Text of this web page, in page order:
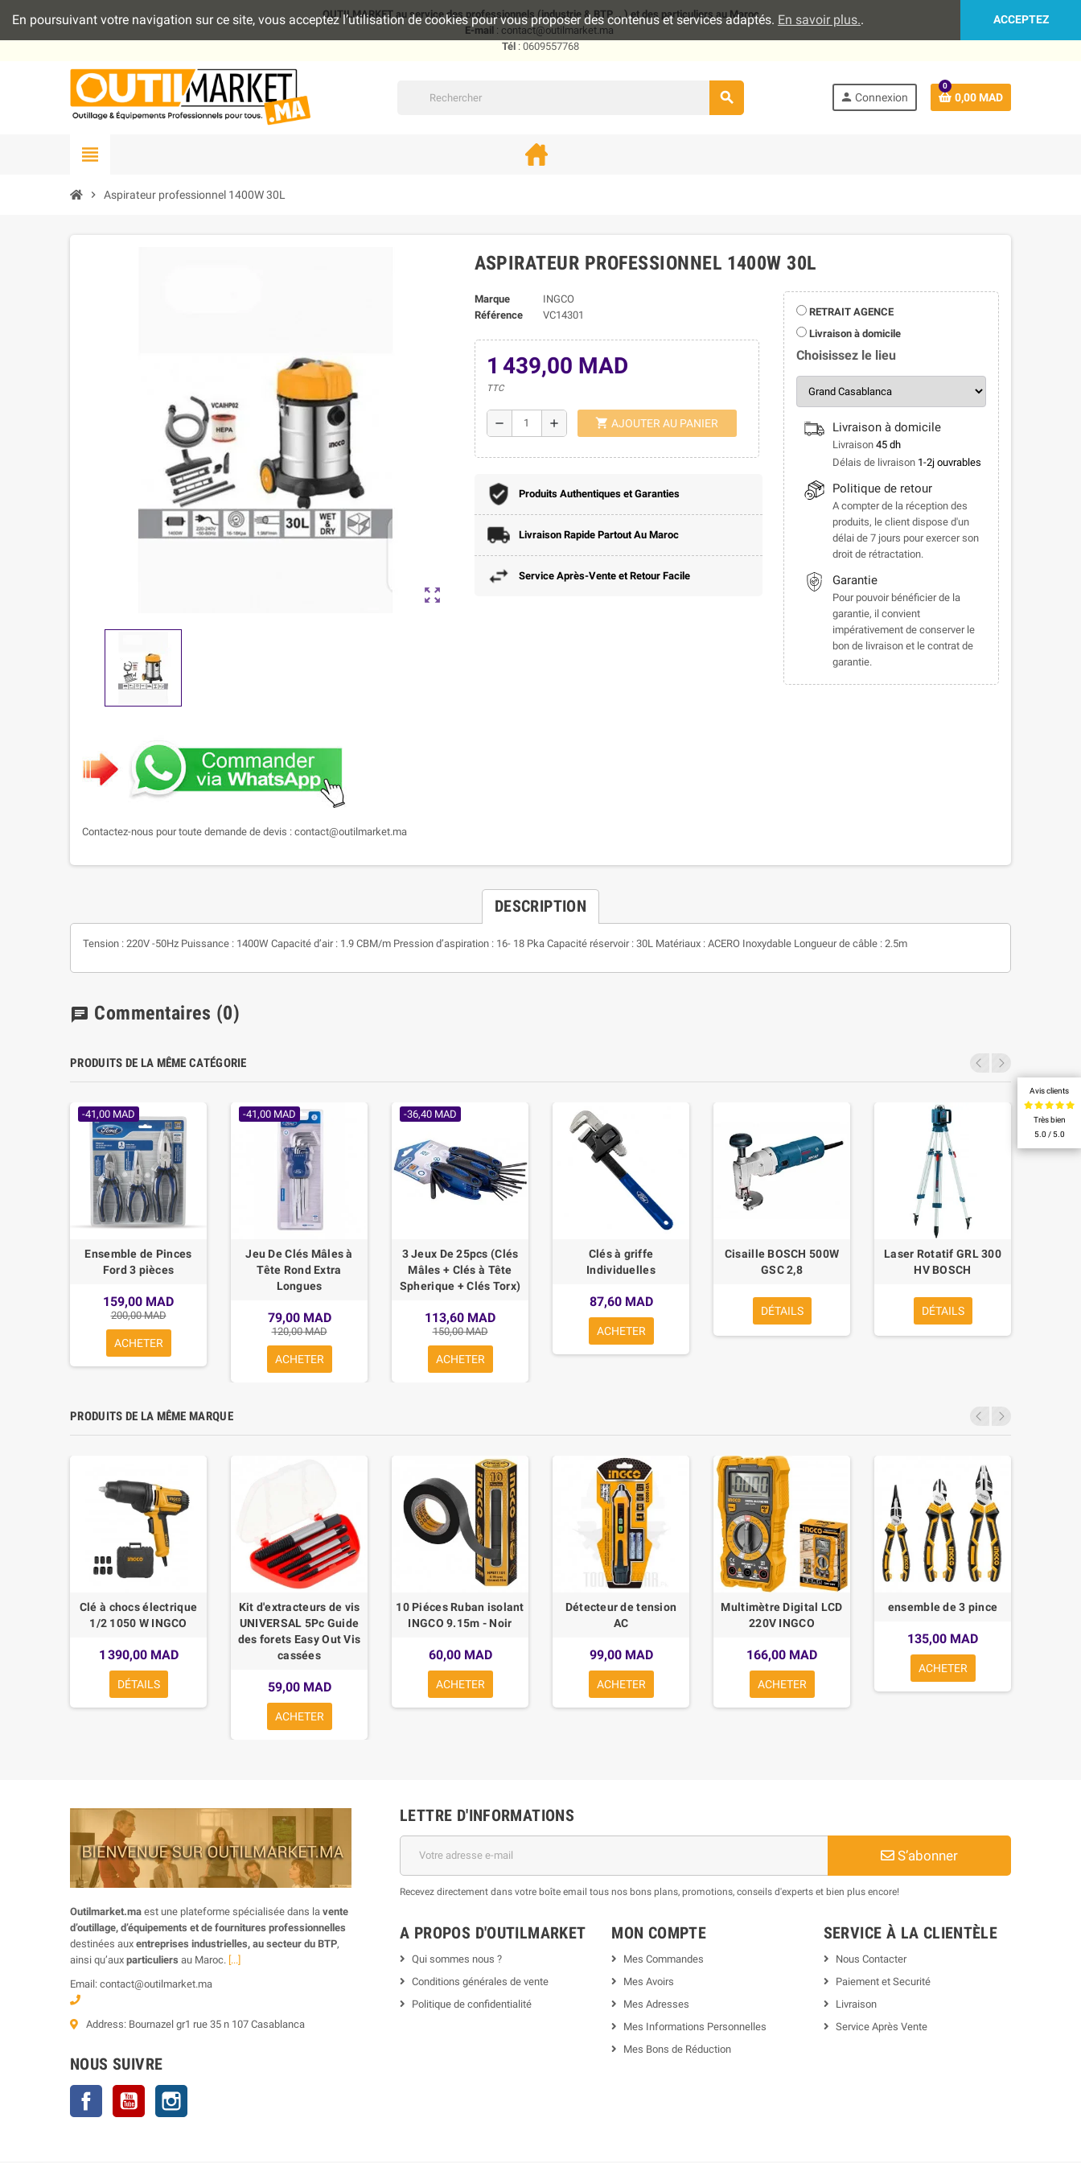
OUTILMARKET au service des professionnels (industrie & BTP .. ) et des particuliers au Maroc
E-mail : contact@outilmarket.ma
Tél : 0609557768
search person Connexion
0
0,00 MAD
view_headline
Avis clients
Très bien
5.0 / 5.0
chevron_right Aspirateur professionnel 1400W 30L
zoom_out_map
Contactez-nous pour toute demande de devis : contact@outilmarket.ma
ASPIRATEUR PROFESSIONNEL 1400W 30L
Marque
INGCO
Référence
VC14301
1 439,00 MAD
TTC
remove add shopping_cart AJOUTER AU PANIER
RETRAIT AGENCE
Livraison à domicile
Choisissez le lieu
Livraison à domicile
Livraison45 dh
Délais de livraison 1-2j ouvrables
Politique de retour
A compter de la réception des
produits, le client dispose d'un
délai de 7 jours pour exercer son
droit de rétractation.
Garantie
Pour pouvoir bénéficier de la
garantie, il convient
impérativement de conserver le
bon de livraison et le contrat de
garantie.
Produits Authentiques et Garanties
Livraison Rapide Partout Au Maroc
Service Après-Vente et Retour Facile
DESCRIPTION
Tension : 220V -50Hz Puissance : 1400W Capacité d’air : 1.9 CBM/m Pression d’aspiration : 16- 18 Pka Capacité réservoir : 30L Matériaux : ACERO Inoxydable Longueur de câble : 2.5m
chat Commentaires (0)
PRODUITS DE LA MÊME CATÉGORIE
-41,00 MAD
Ensemble de Pinces
Ford 3 pièces
159,00 MAD
200,00 MAD
ACHETER
-41,00 MAD
Jeu De Clés Mâles à
Tête Rond Extra
Longues
79,00 MAD
120,00 MAD
ACHETER
-36,40 MAD
3 Jeux De 25pcs (Clés
Mâles + Clés à Tête
Spherique + Clés Torx)
113,60 MAD
150,00 MAD
ACHETER
Clés à griffe
Individuelles
87,60 MAD
ACHETER
Cisaille BOSCH 500W
GSC 2,8
DÉTAILS
Laser Rotatif GRL 300
HV BOSCH
DÉTAILS
PRODUITS DE LA MÊME MARQUE
Clé à chocs électrique
1/2 1050 W INGCO
1 390,00 MAD
DÉTAILS
Kit d'extracteurs de vis
UNIVERSAL 5Pc Guide
des forets Easy Out Vis
cassées
59,00 MAD
ACHETER
10 Piéces Ruban isolant
INGCO 9.15m - Noir
60,00 MAD
ACHETER
Détecteur de tension
AC
99,00 MAD
ACHETER
Multimètre Digital LCD
220V INGCO
166,00 MAD
ACHETER
ensemble de 3 pince
135,00 MAD
ACHETER
Outilmarket.ma est une plateforme spécialisée dans la vente
d’outillage, d’équipements et de fournitures professionnelles
destinées aux entreprises industrielles, au secteur du BTP,
ainsi qu’aux particuliers au Maroc. [...]
Email: contact@outilmarket.ma
Address: Bournazel gr1 rue 35 n 107 Casablanca
NOUS SUIVRE
Facebook YouTube
LETTRE D'INFORMATIONS
S’abonner
Recevez directement dans votre boîte email tous nos bons plans, promotions, conseils d'experts et bien plus encore!
A PROPOS D'OUTILMARKET
Qui sommes nous ?
Conditions générales de vente
Politique de confidentialité
MON COMPTE
Mes Commandes
Mes Avoirs
Mes Adresses
Mes Informations Personnelles
Mes Bons de Réduction
SERVICE À LA CLIENTÈLE
Nous Contacter
Paiement et Securité
Livraison
Service Après Vente
En poursuivant votre navigation sur ce site, vous acceptez l’utilisation de cookies pour vous proposer des contenus et services adaptés. En savoir plus.. ACCEPTEZ